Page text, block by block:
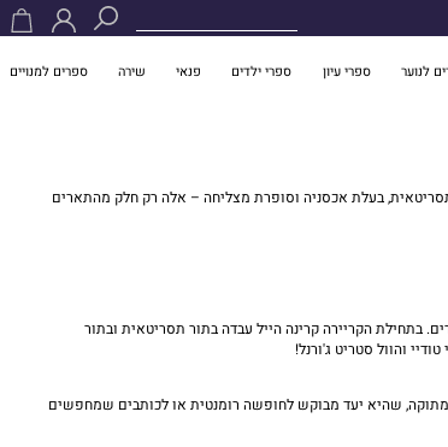
לנוער ספרי עיון ספרי ילדים פנאי שירה ספרים למנויים
תסריטאית, בעלת אכסניה וסופרת מצליחה – אלה רק חלק מהתארים
בתחילת הקריירה קרינה הייל עבדה בתור תסריטאית ובתור
והוול סטריט ג'ורנל!
מתוקה, שהיא יעד מבוקש לחופשה רומנטית או לכותבים שמחפשים